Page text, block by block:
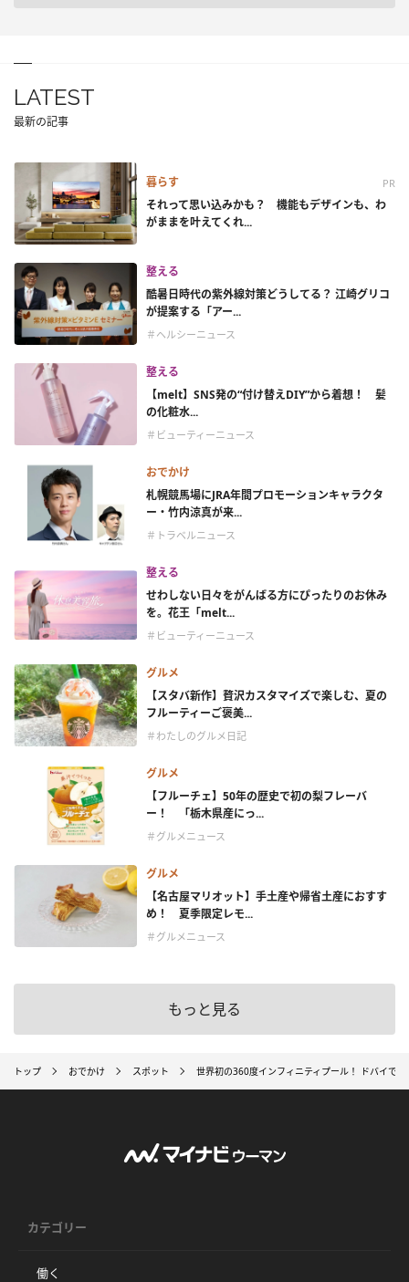
LATEST
最新の記事
暮らす PR
それって思い込みかも？ 機能もデザインも、わ
がままを叶えてくれ...
整える
酷暑日時代の紫外線対策どうしてる？ 江崎グリコ
が提案する「アー...
＃ヘルシーニュース
整える
【melt】SNS発の“付け替えDIY”から着想！ 髪
の化粧水...
＃ビューティーニュース
おでかけ
札幌競馬場にJRA年間プロモーションキャラクタ
ー・竹内涼真が来...
＃トラベルニュース
整える
せわしない日々をがんばる方にぴったりのお休み
を。花王「melt...
＃ビューティーニュース
グルメ
【スタバ新作】贅沢カスタマイズで楽しむ、夏の
フルーティーご褒美...
＃わたしのグルメ日記
グルメ
【フルーチェ】50年の歴史で初の梨フレーバ
ー！ 「栃木県産にっ...
＃グルメニュース
グルメ
【名古屋マリオット】手土産や帰省土産におすす
め！ 夏季限定レモ...
＃グルメニュース
もっと見る
トップ おでかけ スポット 世界初の360度インフィニティプール！ ドバイで
カテゴリー
働く